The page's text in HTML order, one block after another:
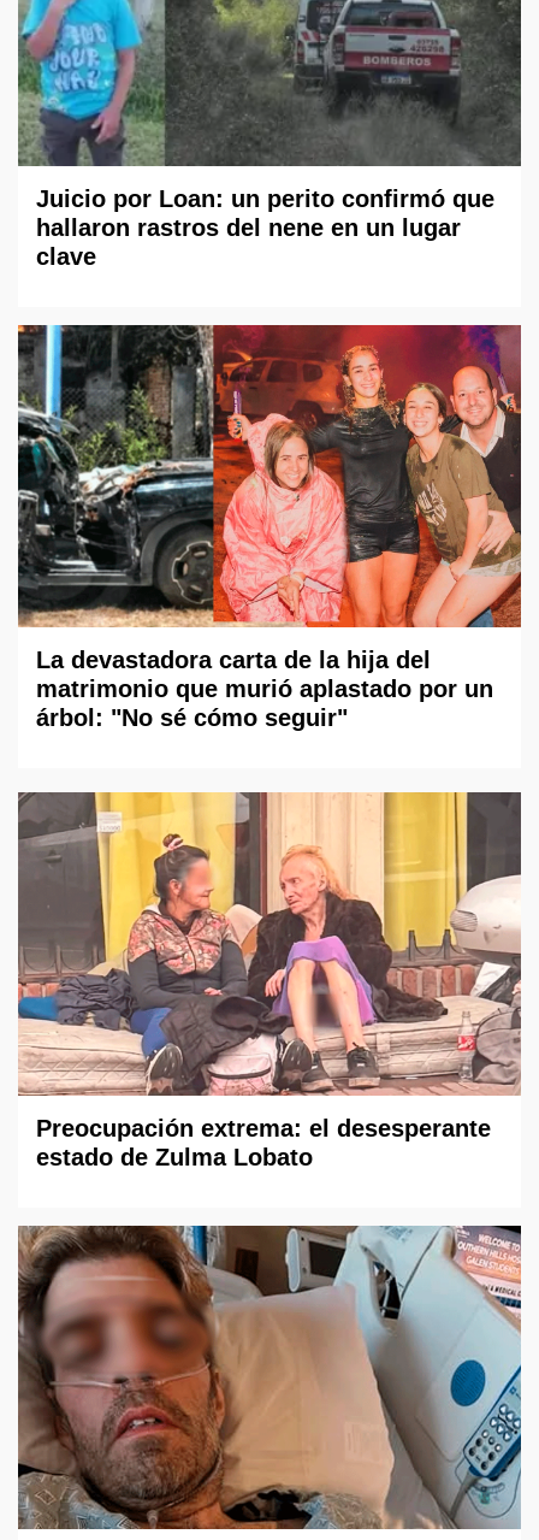
Juicio por Loan: un perito confirmó que
hallaron rastros del nene en un lugar
clave
La devastadora carta de la hija del
matrimonio que murió aplastado por un
árbol: "No sé cómo seguir"
Preocupación extrema: el desesperante
estado de Zulma Lobato